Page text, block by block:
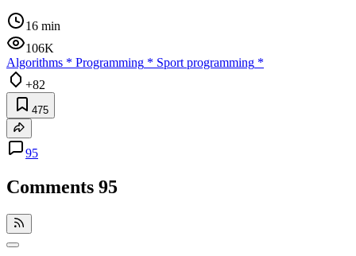
16 min
106K
Algorithms * Programming * Sport programming *
+82
475
95
Comments 95